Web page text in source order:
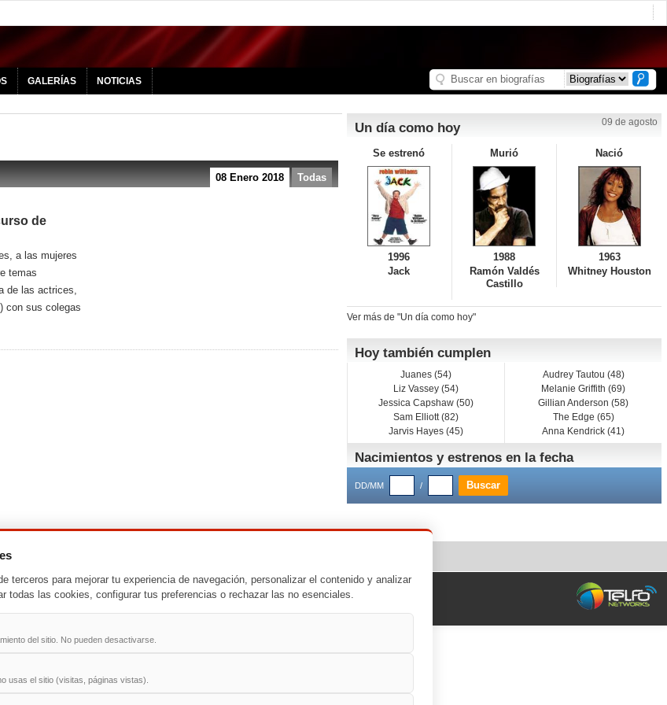
GALERÍAS NOTICIAS
Todas
08 Enero 2018
de
a las mujeres
temas
de las actrices,
con sus colegas
Un día como hoy 09 de agosto
Se estrenó
1996
Jack
Murió
1988
Ramón Valdés
Castillo
Nació
1963
Whitney Houston
Ver más de "Un día como hoy"
Hoy también cumplen
Juanes (54)
Liz Vassey (54)
Jessica Capshaw (50)
Sam Elliott (82)
Jarvis Hayes (45)
Audrey Tautou (48)
Melanie Griffith (69)
Gillian Anderson (58)
The Edge (65)
Anna Kendrick (41)
Nacimientos y estrenos en la fecha
DD/MM /
-W
terceros para mejorar tu experiencia de navegación, personalizar el contenido y analizar
todas las cookies, configurar tus preferencias o rechazar las no esenciales.
del sitio. No pueden desactivarse.
usas el sitio (visitas, páginas vistas).